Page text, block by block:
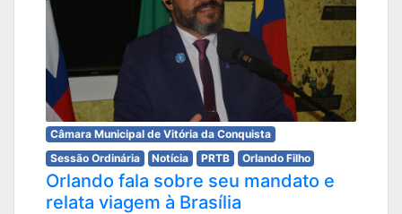
Câmara Municipal de Vitória da Conquista
Sessão Ordinária
Notícia PRTB Orlando Filho
Orlando fala sobre seu mandato e
relata viagem à Brasília